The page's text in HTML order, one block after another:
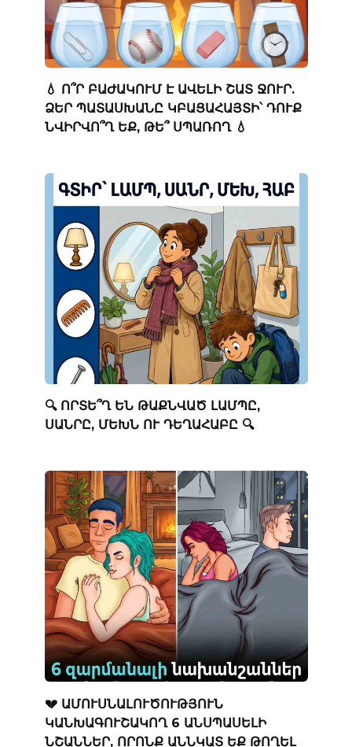
💧 Ո՞Ր ԲԱԺԱԿՈՒՄ Է ԱՎԵԼԻ ՇԱՏ ՋՈՒՐ.
ՁԵՐ ՊԱՏԱՍԽԱՆԸ ԿԲԱՑԱՀԱՅՏԻ՝ ԴՈՒՔ
ՆՎԻՐՎՈ՞Ղ ԵՔ, ԹԵ՞ ՍՊԱՌՈՂ 💧
🔍 ՈՐՏԵ՞Ղ ԵՆ ԹԱՔՆՎԱԾ ԼԱՄՊԸ,
ՍԱՆՐԸ, ՄԵԽՆ ՈՒ ԴԵՂԱՀԱԲԸ 🔍
💔 ԱՄՈՒՍՆԱԼՈՒԾՈՒԹՅՈՒՆ
ԿԱՆԽԱԳՈՒՇԱԿՈՂ 6 ԱՆՍՊԱՍԵԼԻ
ՆՇԱՆՆԵՐ, ՈՐՈՆՔ ԱՆՆԿԱՏ ԵՔ ԹՈՂԵԼ